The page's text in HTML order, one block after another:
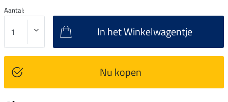
Aantal:
In het Winkelwagentje
Nu kopen